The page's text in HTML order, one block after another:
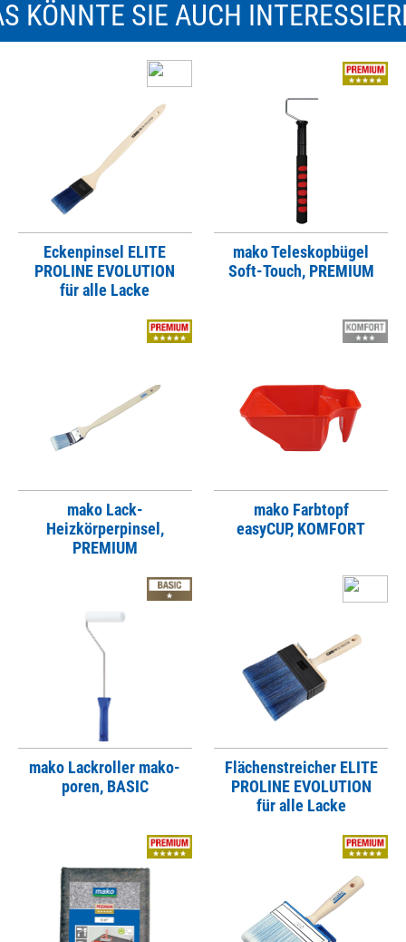
KÖNNTE SIE AUCH
Eckenpinsel ELITE
PROLINE EVOLUTION
für alle Lacke
mako Teleskopbügel
Soft-Touch, PREMIUM
mako Lack-
Heizkörperpinsel,
PREMIUM
mako Farbtopf
easyCUP, KOMFORT
mako Lackroller mako-
poren, BASIC
Flächenstreicher ELITE
PROLINE EVOLUTION
für alle Lacke